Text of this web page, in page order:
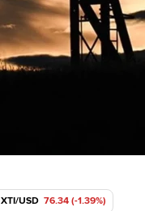
XTI/USD 76.34 (-1.39%)